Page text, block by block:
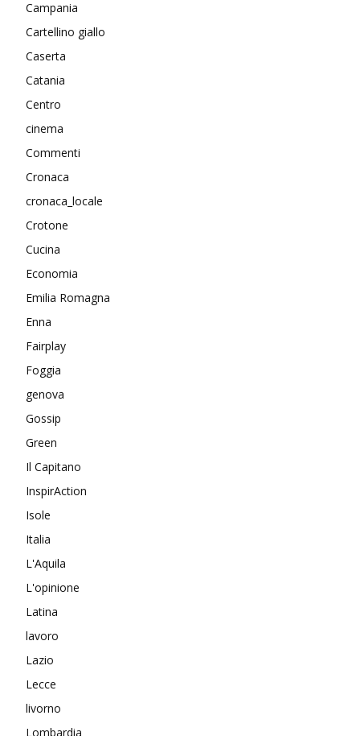
Campania
Cartellino giallo
Caserta
Catania
Centro
cinema
Commenti
Cronaca
cronaca_locale
Crotone
Cucina
Economia
Emilia Romagna
Enna
Fairplay
Foggia
genova
Gossip
Green
Il Capitano
InspirAction
Isole
Italia
L'Aquila
L'opinione
Latina
lavoro
Lazio
Lecce
livorno
Lombardia